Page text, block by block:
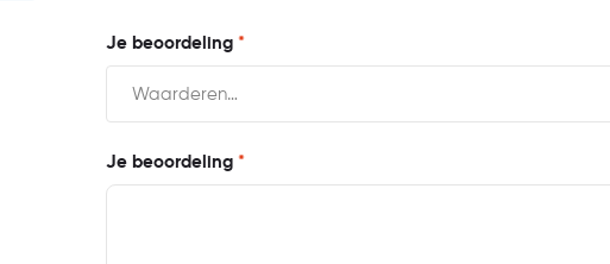
Je beoordeling *
Je beoordeling *